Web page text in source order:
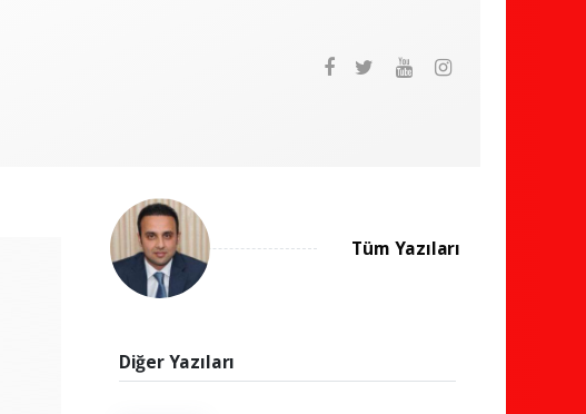
Tüm Yazıları
Diğer Yazıları